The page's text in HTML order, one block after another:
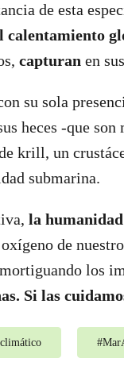
de esta
calentamiento
capturan en
su sola
heces -que
krill, un
submarina.
la humanidad
de
los
Si las
#